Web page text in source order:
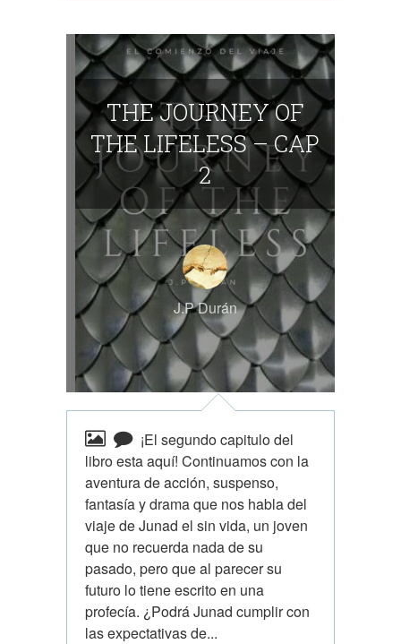
THE JOURNEY OF
THE LIFELESS – CAP
2
J.P Durán
¡El segundo capitulo del
libro esta aquí! Continuamos con la
aventura de acción, suspenso,
fantasía y drama que nos habla del
viaje de Junad el sin vida, un joven
que no recuerda nada de su
pasado, pero que al parecer su
futuro lo tiene escrito en una
profecía. ¿Podrá Junad cumplir con
las expectativas de...